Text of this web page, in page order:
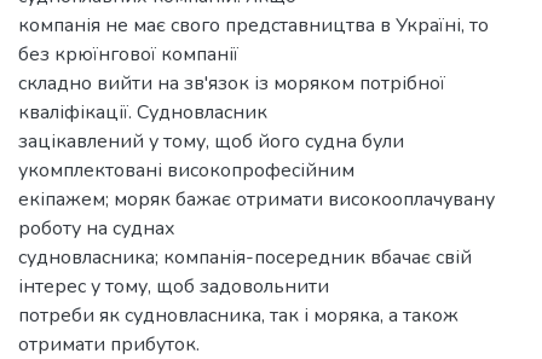
компанія не має свого представництва в Україні, то
без крюїнгової компанії
складно вийти на зв'язок із моряком потрібної
кваліфікації. Судновласник
зацікавлений у тому, щоб його судна були
укомплектовані високопрофесійним
екіпажем; моряк бажає отримати високооплачувану
роботу на суднах
судновласника; компанія-посередник вбачає свій
інтерес у тому, щоб задовольнити
потреби як судновласника, так і моряка, а також
отримати прибуток.